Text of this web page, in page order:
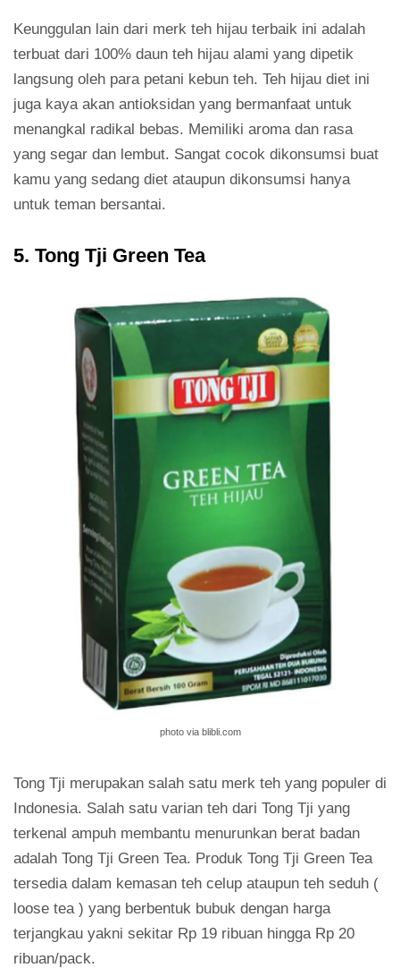
Keunggulan lain dari merk teh hijau terbaik ini adalah
terbuat dari 100% daun teh hijau alami yang dipetik
langsung oleh para petani kebun teh. Teh hijau diet ini
juga kaya akan antioksidan yang bermanfaat untuk
menangkal radikal bebas. Memiliki aroma dan rasa
yang segar dan lembut. Sangat cocok dikonsumsi buat
kamu yang sedang diet ataupun dikonsumsi hanya
untuk teman bersantai.
5. Tong Tji Green Tea
photo via blibli.com
Tong Tji merupakan salah satu merk teh yang populer di
Indonesia. Salah satu varian teh dari Tong Tji yang
terkenal ampuh membantu menurunkan berat badan
adalah Tong Tji Green Tea. Produk Tong Tji Green Tea
tersedia dalam kemasan teh celup ataupun teh seduh (
loose tea ) yang berbentuk bubuk dengan harga
terjangkau yakni sekitar Rp 19 ribuan hingga Rp 20
ribuan/pack.